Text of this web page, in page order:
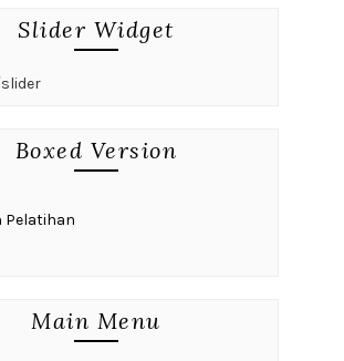
Slider Widget
Boxed Version
Pelatihan
Main Menu